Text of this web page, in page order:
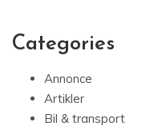
Categories
Annonce
Artikler
Bil & transport